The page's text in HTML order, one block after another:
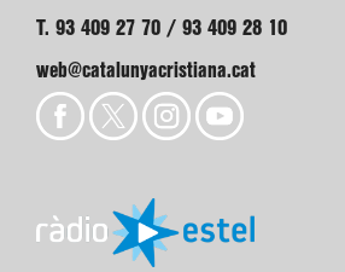
T. 93 409 27 70 / 93 409 28 10
web@catalunyacristiana.cat